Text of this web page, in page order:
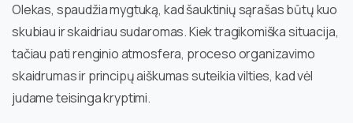
Olekas, spaudžia mygtuką, kad šauktinių sąrašas būtų kuo
skubiau ir skaidriau sudaromas. Kiek tragikomiška situacija,
tačiau pati renginio atmosfera, proceso organizavimo
skaidrumas ir principų aiškumas suteikia vilties, kad vėl
judame teisinga kryptimi.